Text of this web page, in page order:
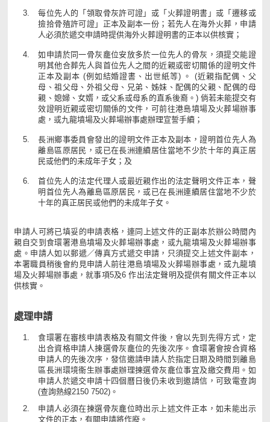
每位先人的「領取骨灰許可證」或「火葬證明書」或「遷移或
撿拾骨殖許可證」正本及副本一份；若先人在海外火葬，申請
人必須於遞交申請時提供海外火葬證明書的正本以供核實；
如申請於同一骨灰龕位安放多於一位先人的骨灰，須提交能證
明其他合葬先人與首位先人之間的近親或密切關係的證明文件
正本及副本 (例如結婚證書、出世紙等) 。 (近親指配偶、父
母、祖父母、外祖父母、兄弟、姊妹、配偶的父親、配偶的母
親、媳婦、女婿，或父系或母系的直系後裔。) 倘若未能提交有
效證明近親或密切關係的文件，可前往港島墳場及火葬場辦事
處，或九龍墳場及火葬場辦事處辦理宣誓手續；
長洲鄉事委員會發出的證明文件正本及副本，證明首位先人為
離島區原居民，或已在長洲連續居住當地不少於十年的真正居
民或他們的未成年子女；及
首位先人的法定代理人或最近親作出的法定聲明文件正本，聲
明首位先人為離島區原居民，或已在長洲連續居住當地不少於
十年的真正居民或他們的未成年子女。
申請人可將已填妥的申請表格，連同上述文件的正副本於辦公時間內
親自交到食環署港島墳場及火葬場辦事處，或九龍墳場及火葬場辦事
處。申請人如以郵遞／傳真方式遞交申請，只須提交上述文件副本，
本署職員稍後會約見申請人前往港島墳場及火葬場辦事處，或九龍墳
場及火葬場辦事處，就事項5及6 作出法定聲明及提供有關文件正本以
供核實。
處理申請
食環署在審核申請表格及有關文件後，會以先到先得方式，定
出合資格申請人揀選骨灰龕位的先後次序。食環署會按合資格
申請人的先後次序，發信邀請申請人於指定日期及時間到離島
區長洲環境衞生辦事處辦理揀選骨灰龕位事宜及繳交費用。如
申請人於遞交申請十四個曆日後仍未收到邀請信，可致電查詢
(查詢熱線2150 7502)。
申請人必須在揀選骨灰龕位時出示上述文件正本，如未能出示
文件的正本，有關申請將作廢。